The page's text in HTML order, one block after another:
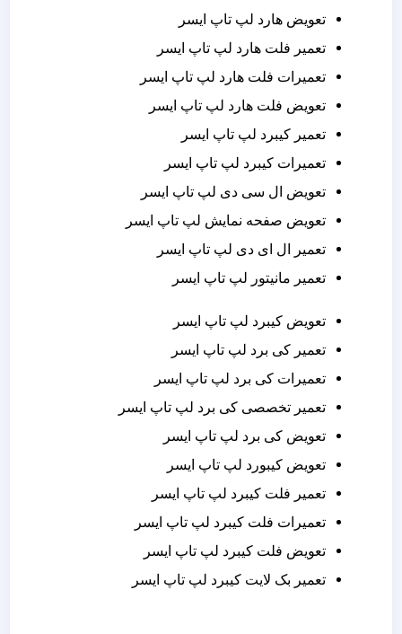
تعویض هارد لپ تاپ ایسر
تعمیر فلت هارد لپ تاپ ایسر
تعمیرات فلت هارد لپ تاپ ایسر
تعویض فلت هارد لپ تاپ ایسر
تعمیر کیبرد لپ تاپ ایسر
تعمیرات کیبرد لپ تاپ ایسر
تعویض ال سی دی لپ تاپ ایسر
تعویض صفحه نمایش لپ تاپ ایسر
تعمیر ال ای دی لپ تاپ ایسر
تعمیر مانیتور لپ تاپ ایسر
تعویض کیبرد لپ تاپ ایسر
تعمیر کی برد لپ تاپ ایسر
تعمیرات کی برد لپ تاپ ایسر
تعمیر تخصصی کی برد لپ تاپ ایسر
تعویض کی برد لپ تاپ ایسر
تعویض کیبورد لپ تاپ ایسر
تعمیر فلت کیبرد لپ تاپ ایسر
تعمیرات فلت کیبرد لپ تاپ ایسر
تعویض فلت کیبرد لپ تاپ ایسر
تعمیر بک لایت کیبرد لپ تاپ ایسر